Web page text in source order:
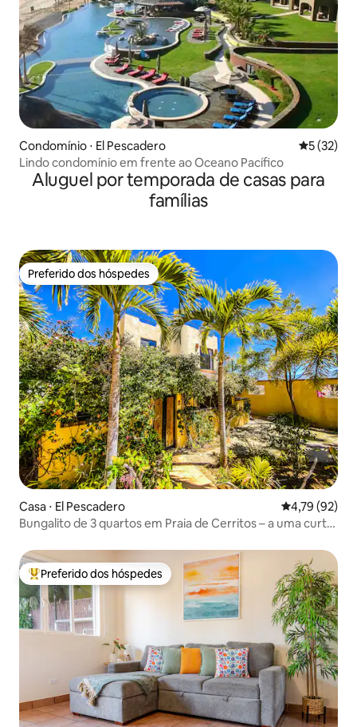
Condomínio ⋅ El Pescadero 5 de uma
5 (32)
Lindo condomínio em frente ao Oceano Pacífico
Aluguel por temporada de casas para
famílias
Preferido dos hóspedes
Preferido dos hóspedes
Casa ⋅ El Pescadero 4,79 de uma
4,79 (92)
Bungalito de 3 quartos em Praia de Cerritos – a uma curta
Entre os melhores preferidos dos hóspedes
Preferido dos hóspedes